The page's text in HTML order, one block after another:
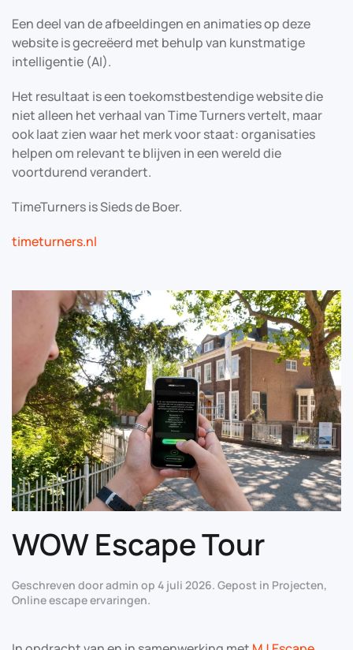
Een deel van de afbeeldingen en animaties op deze
website is gecreëerd met behulp van kunstmatige
intelligentie (AI).
Het resultaat is een toekomstbestendige website die
niet alleen het verhaal van Time Turners vertelt, maar
ook laat zien waar het merk voor staat: organisaties
helpen om relevant te blijven in een wereld die
voortdurend verandert.
TimeTurners is Sieds de Boer.
timeturners.nl
WOW Escape Tour
Geschreven dooradmin op 4 juli 2026. Gepost in Projecten,
Online escape ervaringen.